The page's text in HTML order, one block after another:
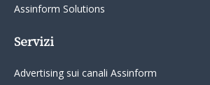
Assinform Solutions
Servizi
Advertising sui canali Assinform